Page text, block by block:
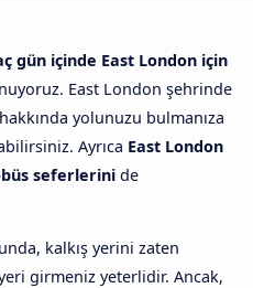
gün içinde East London için
East London şehrinde
yolunuzu bulmanıza
Ayrıca East London
seferlerini de
kalkış yerini zaten
girmeniz yeterlidir. Ancak,